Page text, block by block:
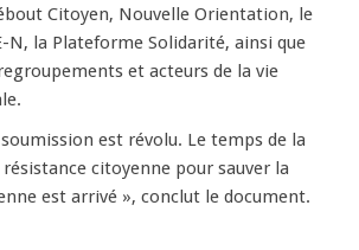
Citoyen, Nouvelle Orientation, le
N, la Plateforme Solidarité, ainsi que
et acteurs de la vie
est révolu. Le temps de la
citoyenne pour sauver la
est arrivé », conclut le document.